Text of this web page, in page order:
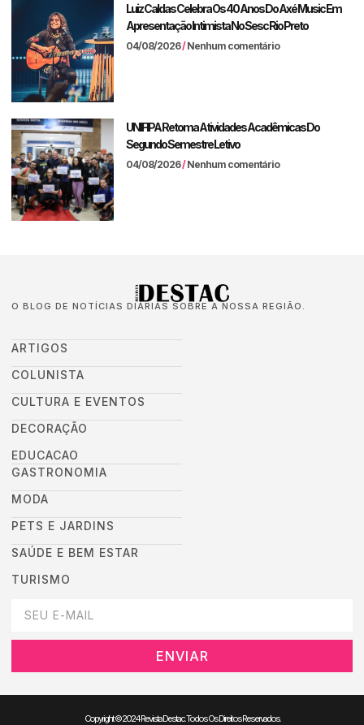
Luiz Caldas Celebra Os 40 Anos Do Axé Music Em
Apresentação Intimista No Sesc Rio Preto
04/08/2026 Nenhum comentário
UNIFIPA Retoma Atividades Acadêmicas Do
Segundo Semestre Letivo
04/08/2026 Nenhum comentário
O BLOG DE NOTÍCIAS DIÁRIAS SOBRE A NOSSA REGIÃO.
ARTIGOS
COLUNISTA
CULTURA E EVENTOS
DECORAÇÃO
EDUCACAO
GASTRONOMIA
MODA
PETS E JARDINS
SAÚDE E BEM ESTAR
TURISMO
ENVIAR
Copyright © 2024 Revista Destac. Todos Os Direitos Reservados.